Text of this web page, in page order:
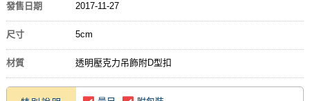
發售日期 2017-11-27
尺寸 5cm
材質 透明壓克力吊飾附D型扣